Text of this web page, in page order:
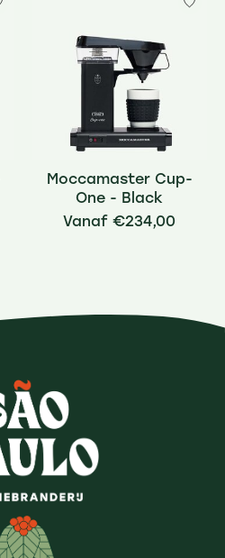
Moccamaster Cup-
One - Black
€234,00